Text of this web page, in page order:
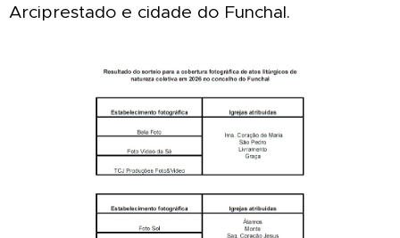
Arciprestado e cidade do Funchal.